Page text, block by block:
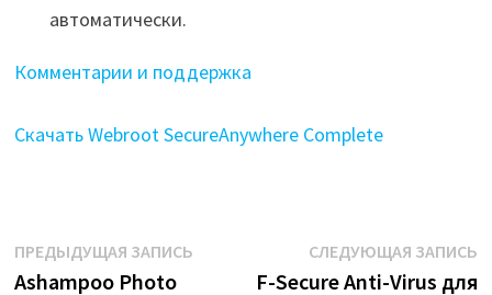
автоматически.
Комментарии и поддержка
Скачать Webroot SecureAnywhere Complete
Навигация
ПРЕДЫДУЩАЯ ЗАПИСЬПредыдущая
Ashampoo Photo
СЛЕДУЮЩАЯ ЗАПИСЬ
F-Secure Anti-Virus для